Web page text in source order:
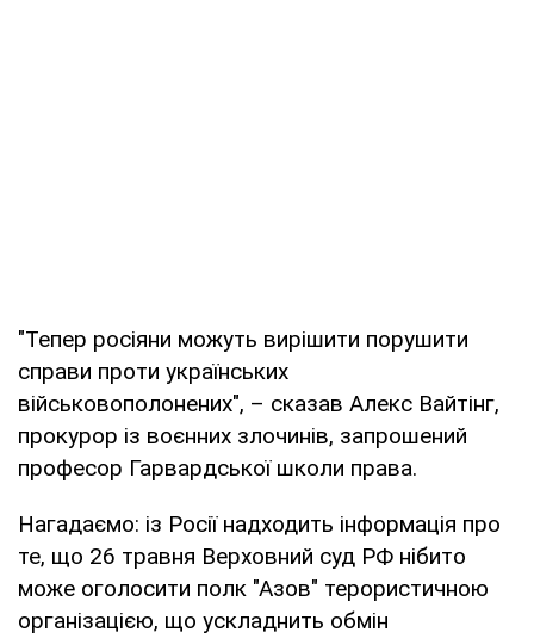
"Тепер росіяни можуть вирішити порушити
справи проти українських
військовополонених", – сказав Алекс Вайтінг,
прокурор із воєнних злочинів, запрошений
професор Гарвардської школи права.
Нагадаємо: із Росії надходить інформація про
те, що 26 травня Верховний суд РФ нібито
може оголосити полк "Азов" терористичною
організацією, що ускладнить обмін